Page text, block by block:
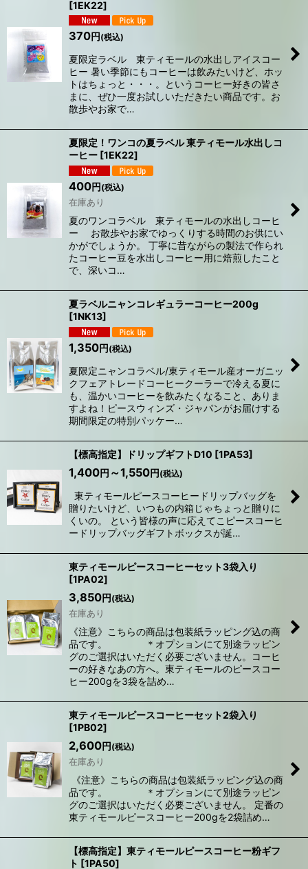
[1EK22]
370円 (税込)
夏限定ラベル 東ティモールの水出しアイスコー
ヒー 暑い季節にもコーヒーは飲みたいけど、ホッ
トはちょっと・・・。というコーヒー好きの皆さ
まに、ぜひ一度お試しいただきたい商品です。お
散歩やお家で…
夏限定！ワンコの夏ラベル 東ティモール水出しコ
ーヒー [1EK22]
400円 (税込)
在庫あり
夏のワンコラベル 東ティモールの水出しコーヒ
ー お散歩やお家でゆっくりする時間のお供にい
かがでしょうか。 丁寧に昔ながらの製法で作られ
たコーヒー豆を水出しコーヒー用に焙煎したこと
で、深いコ…
夏ラベルニャンコレギュラーコーヒー200g
[1NK13]
1,350円 (税込)
夏限定ニャンコラベル/東ティモール産オーガニッ
クフェアトレードコーヒークーラーで冷える夏に
も、温かいコーヒーを飲みたくなること、ありま
すよね！ピースウィンズ・ジャパンがお届けする
期間限定の特別パッケー…
【標高指定】ドリップギフトD10 [1PA53]
1,400円 ～1,550円 (税込)
東ティモールピースコーヒードリップバッグを
贈りたいけど、いつもの内箱じゃちょっと贈りに
くいの。 という皆様の声に応えてこピースコーヒ
ードリップバッグギフトボックスが誕…
東ティモールピースコーヒーセット3袋入り
[1PA02]
3,850円 (税込)
在庫あり
《注意》こちらの商品は包装紙ラッピング込の商
品です。 ＊オプションにて別途ラッピン
グのご選択はいただく必要ございません。コーヒ
ーの好きなあの方へ。東ティモールのピースコー
ヒー200gを3袋を詰め…
東ティモールピースコーヒーセット2袋入り
[1PB02]
2,600円 (税込)
在庫あり
《注意》こちらの商品は包装紙ラッピング込の商
品です。 ＊オプションにて別途ラッピン
グのご選択はいただく必要ございません。 定番の
東ティモールピースコーヒー200gを2袋詰め…
【標高指定】東ティモールピースコーヒー粉ギフ
ト [1PA50]